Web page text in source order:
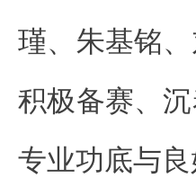
瑾、朱基铭
积极备赛、
专业功底与良